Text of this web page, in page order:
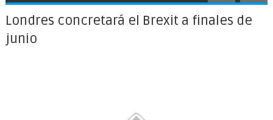
Londres concretará el Brexit a finales de
junio